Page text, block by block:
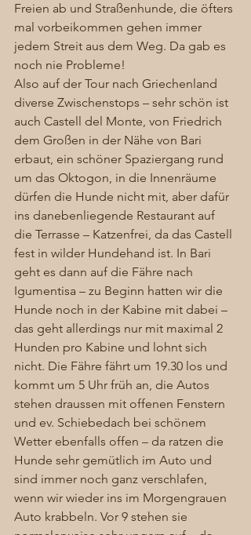
Freien ab und Straßenhunde, die öfters
mal vorbeikommen gehen immer
jedem Streit aus dem Weg. Da gab es
noch nie Probleme!
Also auf der Tour nach Griechenland
diverse Zwischenstops – sehr schön ist
auch Castell del Monte, von Friedrich
dem Großen in der Nähe von Bari
erbaut, ein schöner Spaziergang rund
um das Oktogon, in die Innenräume
dürfen die Hunde nicht mit, aber dafür
ins danebenliegende Restaurant auf
die Terrasse – Katzenfrei, da das Castell
fest in wilder Hundehand ist. In Bari
geht es dann auf die Fähre nach
Igumentisa – zu Beginn hatten wir die
Hunde noch in der Kabine mit dabei –
das geht allerdings nur mit maximal 2
Hunden pro Kabine und lohnt sich
nicht. Die Fähre fährt um 19.30 los und
kommt um 5 Uhr früh an, die Autos
stehen draussen mit offenen Fenstern
und ev. Schiebedach bei schönem
Wetter ebenfalls offen – da ratzen die
Hunde sehr gemütlich im Auto und
sind immer noch ganz verschlafen,
wenn wir wieder ins im Morgengrauen
Auto krabbeln. Vor 9 stehen sie